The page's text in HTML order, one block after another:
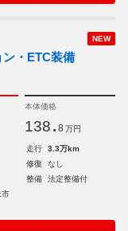
NEW
・ETC装備
本体価格
138. 8 万円
走行
3.3万km
修復
なし
整備
法定整備付
市